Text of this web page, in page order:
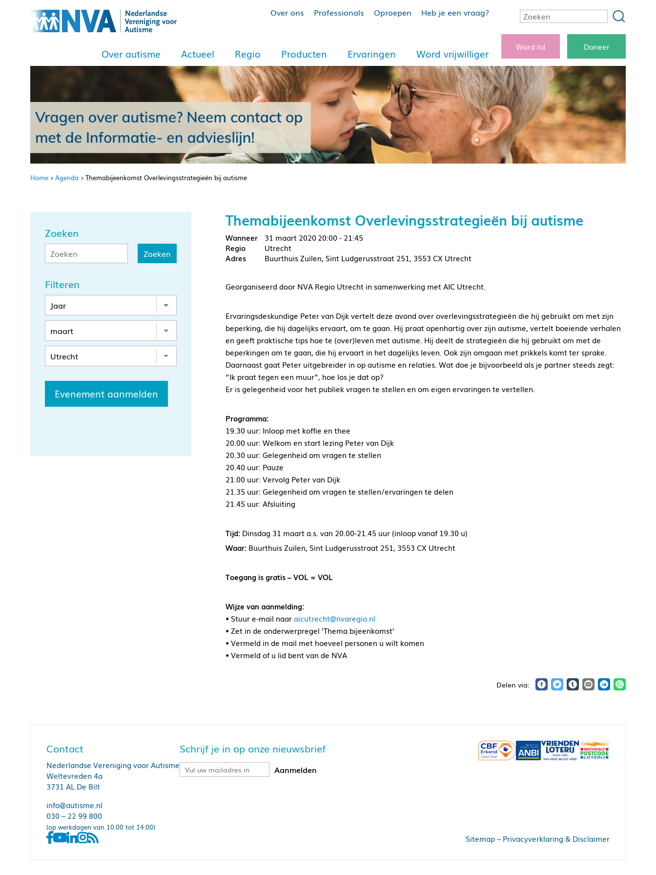
Over ons Professionals Oproepen Heb je een vraag?
Over autisme Actueel Regio Producten Ervaringen Word vrijwilliger
Word lid Doneer
Home Agenda Themabijeenkomst Overlevingsstrategieën bij autisme
Zoeken
Filteren
Evenement aanmelden
Themabijeenkomst Overlevingsstrategieën bij autisme
31 maart 202020:00 - 21:45
Utrecht
Buurthuis Zuilen, Sint Ludgerusstraat 251, 3553 CX Utrecht
Georganiseerd door NVA Regio Utrecht in samenwerking met AIC Utrecht.
Ervaringsdeskundige Peter van Dijk vertelt deze avond over overlevingsstrategieën die hij gebruikt om met zijn
beperking, die hij dagelijks ervaart, om te gaan. Hij praat openhartig over zijn autisme, vertelt boeiende verhalen
en geeft praktische tips hoe te (over)leven met autisme. Hij deelt de strategieën die hij gebruikt om met de
beperkingen om te gaan, die hij ervaart in het dagelijks leven. Ook zijn omgaan met prikkels komt ter sprake.
Daarnaast gaat Peter uitgebreider in op autisme en relaties. Wat doe je bijvoorbeeld als je partner steeds zegt:
“Ik praat tegen een muur”, hoe los je dat op?
Er is gelegenheid voor het publiek vragen te stellen en om eigen ervaringen te vertellen.
Programma:
19.30 uur: Inloop met koffie en thee
20.00 uur: Welkom en start lezing Peter van Dijk
20.30 uur: Gelegenheid om vragen te stellen
20.40 uur: Pauze
21.00 uur: Vervolg Peter van Dijk
21.35 uur: Gelegenheid om vragen te stellen/ervaringen te delen
21.45 uur: Afsluiting
Tijd: Dinsdag 31 maart a.s. van 20.00-21.45 uur (inloop vanaf 19.30 u)
Waar: Buurthuis Zuilen, Sint Ludgerusstraat 251, 3553 CX Utrecht
Toegang is gratis – VOL = VOL
Wijze van aanmelding:
• Stuur e-mail naaraicutrecht@nvaregio.nl
• Zet in de onderwerpregel ‘Thema bijeenkomst’
• Vermeld in de mail met hoeveel personen u wilt komen
• Vermeld of u lid bent van de NVA
Contact
Nederlandse Vereniging voor Autisme
Weltevreden 4a
3731 AL De Bilt
info@autisme.nl
030 – 22 99 800
(op werkdagen van 10.00 tot 14.00)
Schrijf je in op onze nieuwsbrief
Sitemap– Privacyverklaring & Disclaimer